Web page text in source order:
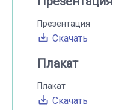
Презентация
Скачать
Плакат
Плакат
Скачать